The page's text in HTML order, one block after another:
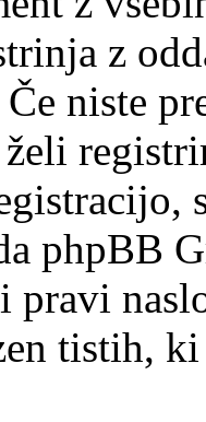
z
niste
phpBB
pravi
tistih,